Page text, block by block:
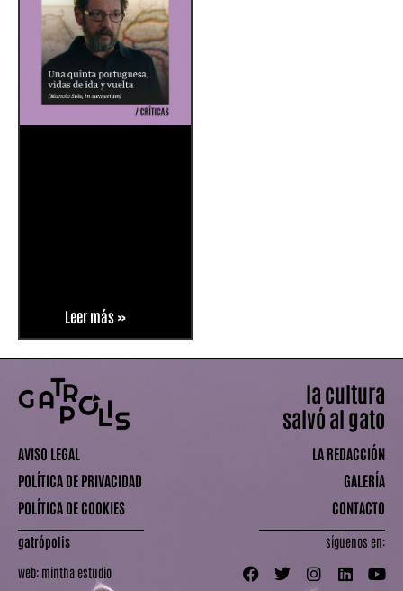
Leer más »
AVISO LEGAL
POLÍTICA DE PRIVACIDAD
POLÍTICA DE COOKIES
gatrópolis
web: mintha estudio
la cultura
salvó al gato
LA REDACCIÓN
GALERÍA
CONTACTO
síguenos en: